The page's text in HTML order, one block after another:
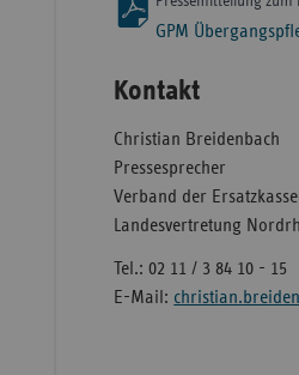
GPM
Kontakt
Christian Breidenbach
Pressesprecher
Verband der
Landesvertretung
Tel.: 02 11 / 3 84 10 - 15
E-Mail: